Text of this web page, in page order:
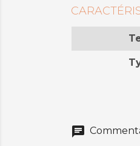
chat